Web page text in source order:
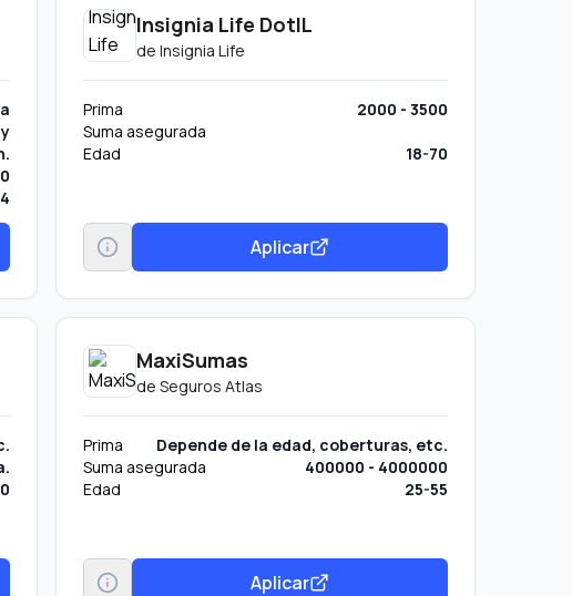
Insignia Life DotIL
de Insignia Life
Prima
2000 - 3500
Suma asegurada
Edad
18-70
Aplicar
MaxiSumas
de Seguros Atlas
Prima
Depende de la edad, coberturas, etc.
Suma asegurada
400000 - 4000000
Edad
25-55
Aplicar